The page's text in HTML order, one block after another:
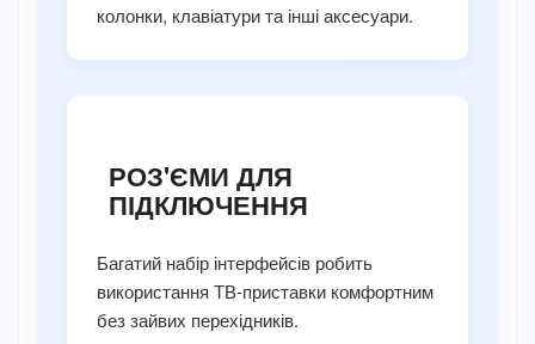
колонки, клавіатури та інші аксесуари.
РОЗ'ЄМИ ДЛЯ
ПІДКЛЮЧЕННЯ
Багатий набір інтерфейсів робить
використання ТВ-приставки комфортним
без зайвих перехідників.